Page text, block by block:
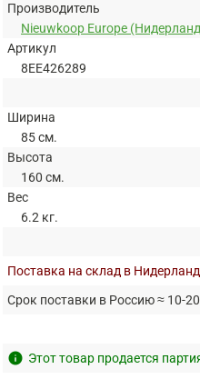
Производитель
Nieuwkoop Europe
Артикул
8EE426289
Ширина
85 см.
Высота
160 см.
Вес
6.2 кг.
Поставка на склад в
Срок поставки в Россию ≈ 10-
info Этот товар продается